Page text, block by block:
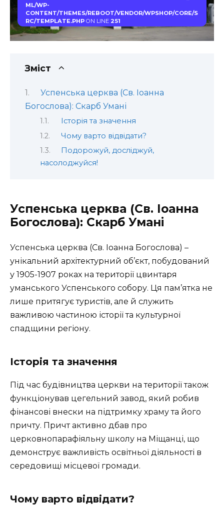
ML/WP-
CONTENT/THEMES/REBOOT/VENDOR/WPSHOP/CORE/S
RC/TEMPLATE.PHPON LINE 251
Зміст
Успенська церква (Св. Іоанна
Богослова): Скарб Умані
Історія та значення
Чому варто відвідати?
Подорожуй, досліджуй,
насолоджуйся!
Успенська церква (Св. Іоанна
Богослова): Скарб Умані
Успенська церква (Св. Іоанна Богослова) –
унікальний архітектурний об’єкт, побудований
у 1905-1907 роках на території цвинтаря
уманського Успенського собору. Ця пам’ятка не
лише притягує туристів, але й служить
важливою частиною історії та культурної
спадщини регіону.
Історія та значення
Під час будівництва церкви на території також
функціонував цегельний завод, який робив
фінансові внески на підтримку храму та його
причту. Причт активно дбав про
церковнопарафіяльну школу на Міщанці, що
демонструє важливість освітньої діяльності в
середовищі місцевої громади.
Чому варто відвідати?